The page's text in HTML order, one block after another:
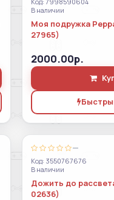
В наличии
Моя подружка
27965)
2000.00р.
—
Код: 3550767676
В наличии
Дожить до
02636)